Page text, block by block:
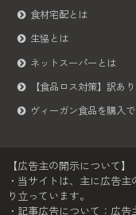
食材宅配とは
生協とは
ネットスーパーとは
【食品ロス対策】訳あ
ヴィーガン食品を購入
【広告主の開示について】
・当サイトは、主に広告
り立っています。
・記事広告について：広